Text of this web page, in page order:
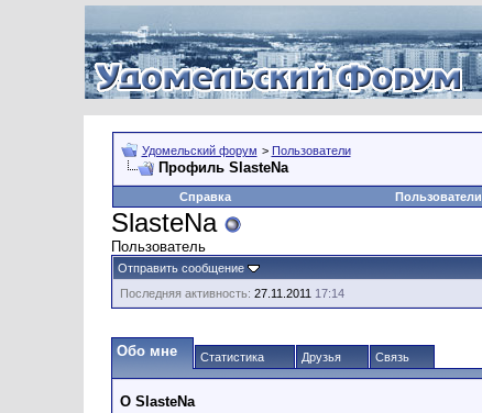
Удомельский форум > Пользователи
Профиль SlasteNa
Справка
Пользователи
SlasteNa
Пользователь
Отправить сообщение
Последняя активность: 27.11.2011 17:14
Обо мне Статистика Друзья Связь
О SlasteNa